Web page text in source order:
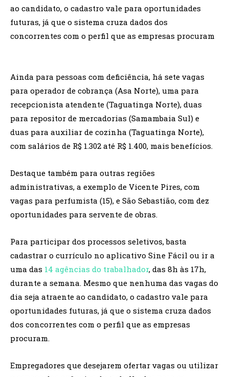
ao candidato, o cadastro vale para oportunidades
futuras, já que o sistema cruza dados dos
concorrentes com o perfil que as empresas procuram
Ainda para pessoas com deficiência, há sete vagas
para operador de cobrança (Asa Norte), uma para
recepcionista atendente (Taguatinga Norte), duas
para repositor de mercadorias (Samambaia Sul) e
duas para auxiliar de cozinha (Taguatinga Norte),
com salários de R$ 1.302 até R$ 1.400, mais benefícios.
Destaque também para outras regiões
administrativas, a exemplo de Vicente Pires, com
vagas para perfumista (15), e São Sebastião, com dez
oportunidades para servente de obras.
Para participar dos processos seletivos, basta
cadastrar o currículo no aplicativo Sine Fácil ou ir a
uma das 14 agências do trabalhador, das 8h às 17h,
durante a semana. Mesmo que nenhuma das vagas do
dia seja atraente ao candidato, o cadastro vale para
oportunidades futuras, já que o sistema cruza dados
dos concorrentes com o perfil que as empresas
procuram.
Empregadores que desejarem ofertar vagas ou utilizar